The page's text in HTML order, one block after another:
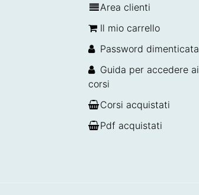
Area clienti
Il mio carrello
Password dimenticata
Guida per accedere ai
corsi
Corsi acquistati
Pdf acquistati